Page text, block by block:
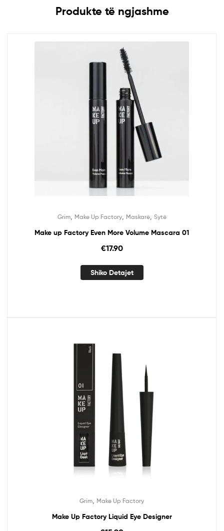
Produkte të ngjashme
Grim, Make Up Factory, Maskarë, Sytë
Make up Factory Even More Volume Mascara 01
€17.90
Shiko Detajet
Grim Make Up Factory
Make Up Factory Liquid Eye Designer